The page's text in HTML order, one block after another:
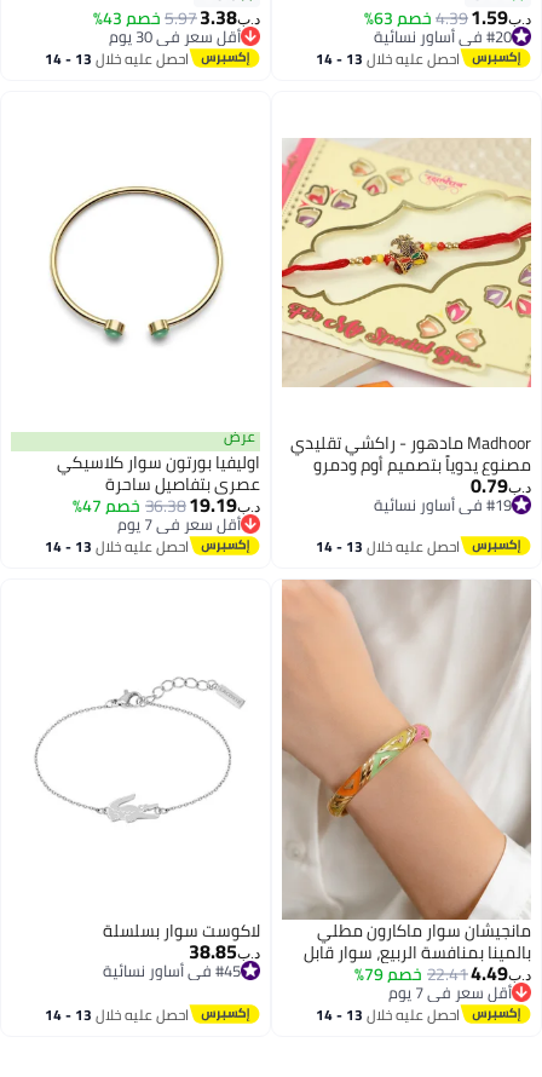
والمناسبات
د.ب‏1.59
4.39خصم 63%
#20 في أساور نسائية
#20 في أساور نسائية احصل عليه خلال 13 - 14
للتعديل إكسسوار متعدد الطبقات
للتنسيق اليومي والنزهات غير
الرسمية والمجموعات شبه الأنيقة
د.ب‏3.38
5.97خصم 43%
أقل سعر في 30 يوم
أقل سعر في 30 يوماحصل عليه خلال 13 - 14
Madhoor مادهور - راكشي تقليدي
مصنوع يدوياً بتصميم أوم ودمرو
(طبل الساعة الرملية) - راكشي
بخيوط فاخرة للأخ - راكشي احتفالي
لراكشا باندهن، 20 سم
د.ب‏0.79
#19 في أساور نسائية
احصل عليه خلال 13 - 14
عرض
اوليفيا بورتون سوار كلاسيكي
عصري بتفاصيل ساحرة
د.ب‏19.19
36.38خصم 47%
أقل سعر في 7 يوم
أقل سعر في 7 يوماحصل عليه خلال 13 - 14
مانجيشان سوار ماكارون مطلي
بالمينا بمنافسة الربيع، سوار قابل
للتعديل مطلي بالذهب متعدد
الألوان، سوار مفتوح بألوان الباستيل
للنساء والفتيات للاستخدام اليومي
د.ب‏4.49
22.41خصم 79%
أقل سعر في 7 يوم
أقل سعر في 7 يوماحصل عليه خلال 13 - 14
لاكوست سوار بسلسلة
د.ب‏38.85
#45 في أساور نسائية
احصل عليه خلال 13 - 14